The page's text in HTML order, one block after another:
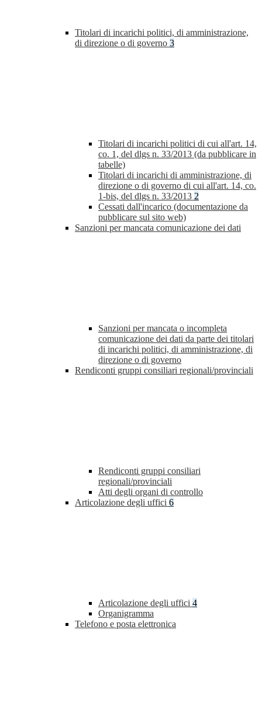
Titolari di incarichi politici, di amministrazione,
di direzione o di governo 3
Titolari di incarichi politici di cui all'art. 14,
co. 1, del dlgs n. 33/2013 (da pubblicare in
tabelle)
Titolari di incarichi di amministrazione, di
direzione o di governo di cui all'art. 14, co.
1-bis, del dlgs n. 33/2013 2
Cessati dall'incarico (documentazione da
pubblicare sul sito web)
Sanzioni per mancata comunicazione dei dati
Sanzioni per mancata o incompleta
comunicazione dei dati da parte dei titolari
di incarichi politici, di amministrazione, di
direzione o di governo
Rendiconti gruppi consiliari regionali/provinciali
Rendiconti gruppi consiliari
regionali/provinciali
Atti degli organi di controllo
Articolazione degli uffici 6
Articolazione degli uffici 4
Organigramma
Telefono e posta elettronica